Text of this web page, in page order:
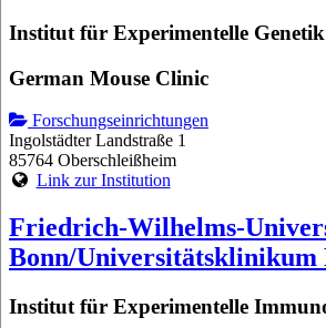
Institut für Experimentelle Genetik
German Mouse Clinic
Forschungseinrichtungen
Ingolstädter Landstraße 1
85764 Oberschleißheim
Link zur Institution
Friedrich-Wilhelms-
Bonn/Universitätsklinikum
Institut für Experimentelle